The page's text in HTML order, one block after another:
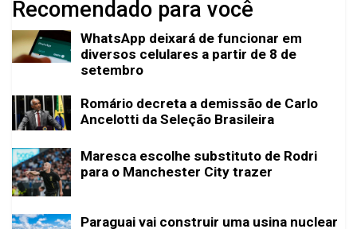
Recomendado para você
WhatsApp deixará de funcionar em
diversos celulares a partir de 8 de
setembro
Romário decreta a demissão de Carlo
Ancelotti da Seleção Brasileira
Maresca escolhe substituto de Rodri
para o Manchester City trazer
Paraguai vai construir uma usina nuclear